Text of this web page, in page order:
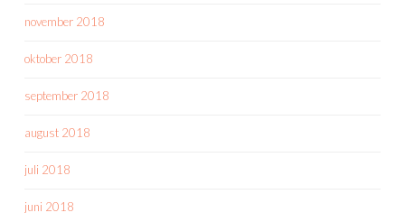
november 2018
oktober 2018
september 2018
august 2018
juli 2018
juni 2018